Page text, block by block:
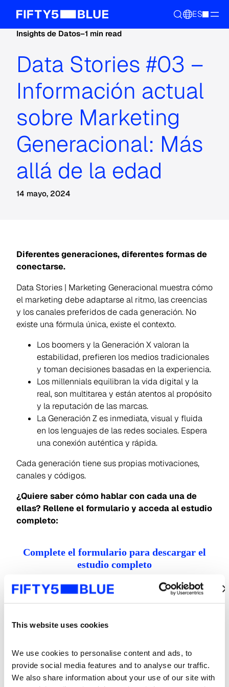
This website uses cookies
We use cookies to personalise content and ads, to
provide social media features and to analyse our traffic.
We also share information about your use of our site with
ES
Insights de Datos–1 min read
Data Stories #03 –
Información actual
sobre Marketing
Generacional: Más
allá de la edad
14 mayo, 2024
Diferentes generaciones, diferentes formas de
conectarse.
Data Stories | Marketing Generacional muestra cómo
el marketing debe adaptarse al ritmo, las creencias
y los canales preferidos de cada generación. No
existe una fórmula única, existe el contexto.
Los boomers y la Generación X valoran la
estabilidad, prefieren los medios tradicionales
y toman decisiones basadas en la experiencia.
Los millennials equilibran la vida digital y la
real, son multitarea y están atentos al propósito
y la reputación de las marcas.
La Generación Z es inmediata, visual y fluida
en los lenguajes de las redes sociales. Espera
una conexión auténtica y rápida.
Cada generación tiene sus propias motivaciones,
canales y códigos.
¿Quiere saber cómo hablar con cada una de
ellas? Rellene el formulario y acceda al estudio
completo:
Complete el formulario para descargar el
estudio completo
Nombre*
Apellido*
Correo electrónico